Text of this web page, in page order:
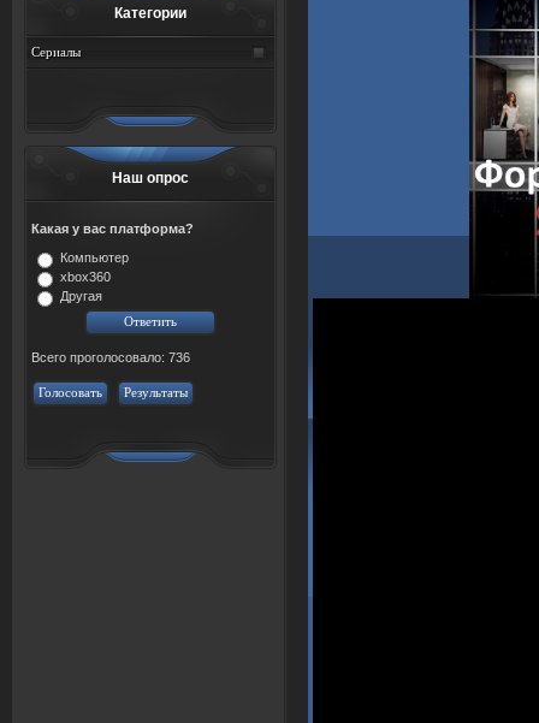
Категории
Сериалы
Наш опрос
Какая у вас платформа?
Компьютер
xbox360
Другая
Всего проголосовало: 736
Голосовать Результаты